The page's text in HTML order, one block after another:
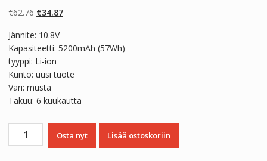
asiakkaan
€62.76 Alkuperäinen
oli:
€62.76.
€34.87Nykyinen
€34.87.
Jännite: 10.8V
Kapasiteetti: 5200mAh (57Wh)
tyyppi: Li-ion
Kunto: uusi tuote
Väri: musta
Takuu: 6 kuukautta
Kannettavan
tietokoneen
Osta nyt Lisää ostoskoriin